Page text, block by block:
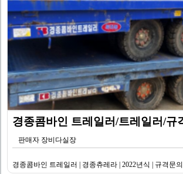
판매자 장비다실장
경종콤바인 트레일러 | 경종츄레라 | 2022년식 | 규격문의